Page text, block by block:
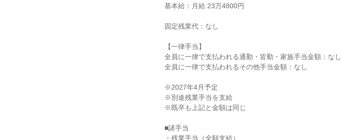
基本給：月給 23万4800円
固定残業代：なし
【一律手当】
全員に一律で支払われる通勤・皆勤・家族手当金額：なし
全員に一律で支払われるその他手当金額：なし
※2027年4月予定
※別途残業手当を支給
※既卒も上記と金額は同じ
■諸手当
・残業手当（全額支給）